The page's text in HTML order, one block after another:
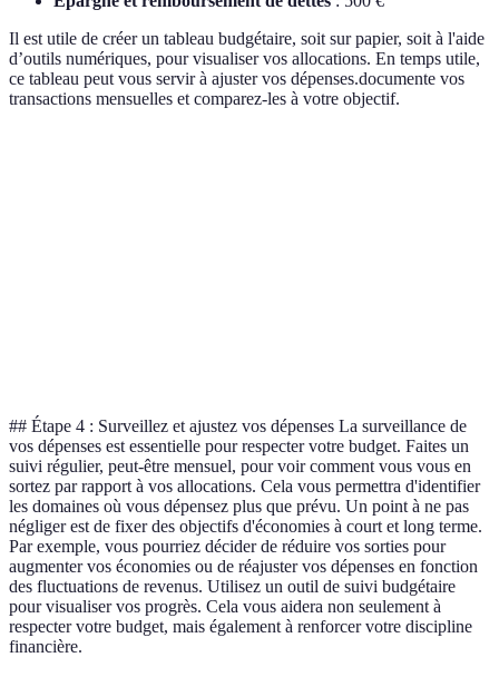
Il est utile de créer un tableau budgétaire, soit sur papier, soit à l'aide
d’outils numériques, pour visualiser vos allocations. En temps utile,
ce tableau peut vous servir à ajuster vos dépenses.documente vos
transactions mensuelles et comparez-les à votre objectif.
## Étape 4 : Surveillez et ajustez vos dépenses La surveillance de
vos dépenses est essentielle pour respecter votre budget. Faites un
suivi régulier, peut-être mensuel, pour voir comment vous vous en
sortez par rapport à vos allocations. Cela vous permettra d'identifier
les domaines où vous dépensez plus que prévu. Un point à ne pas
négliger est de fixer des objectifs d'économies à court et long terme.
Par exemple, vous pourriez décider de réduire vos sorties pour
augmenter vos économies ou de réajuster vos dépenses en fonction
des fluctuations de revenus. Utilisez un outil de suivi budgétaire
pour visualiser vos progrès. Cela vous aidera non seulement à
respecter votre budget, mais également à renforcer votre discipline
financière.